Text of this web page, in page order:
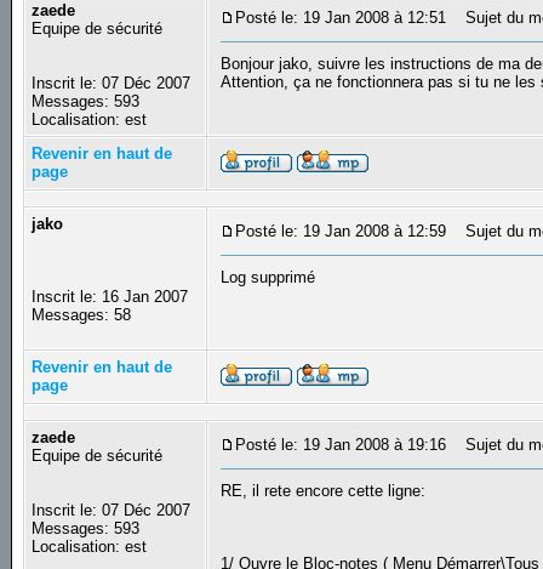
zaede
Equipe de sécurité
Inscrit le: 07 Déc 2007
Messages: 593
Localisation: est
Posté le: 19 Jan 2008 à 12:51 Sujet du
Bonjour jako, suivre les instructions de ma
Attention, ça ne fonctionnera pas si tu ne
Revenir en haut de
page
jako
Inscrit le: 16 Jan 2007
Messages: 58
Posté le: 19 Jan 2008 à 12:59 Sujet du
Log supprimé
Revenir en haut de
page
zaede
Equipe de sécurité
Inscrit le: 07 Déc 2007
Messages: 593
Localisation: est
Posté le: 19 Jan 2008 à 19:16 Sujet du
RE, il rete encore cette ligne:
1/ Ouvre le Bloc-notes ( Menu